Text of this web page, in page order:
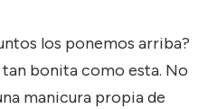
los ponemos arriba?
tan bonita como esta. No
manicura propia de